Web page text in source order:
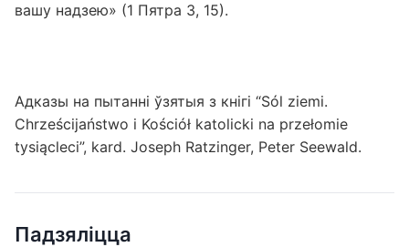
вашу надзею» (1 Пятра 3, 15).
Адказы на пытанні ўзятыя з кнігі “Sól ziemi.
Chrześcijaństwo i Kościół katolicki na przełomie
tysiącleci”, kard. Joseph Ratzinger, Peter Seewald.
Падзяліцца